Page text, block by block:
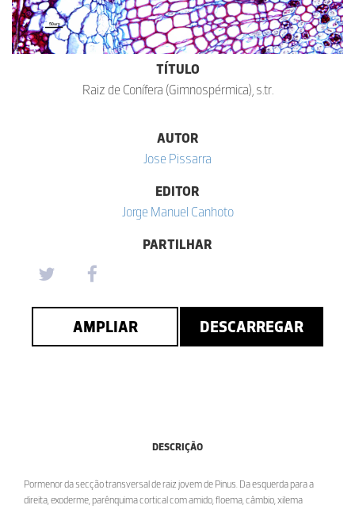
TÍTULO
Raiz de Conífera (Gimnospérmica), s.tr.
AUTOR
Jose Pissarra
EDITOR
Jorge Manuel Canhoto
PARTILHAR
AMPLIAR DESCARREGAR
DESCRIÇÃO
Pormenor da secção transversal de raiz jovem de Pinus. Da esquerda para a
direita, exoderme, parênquima cortical com amido, floema, câmbio, xilema